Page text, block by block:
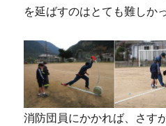
を延ばすのはとても難しか
消防団員にかかれば、さす